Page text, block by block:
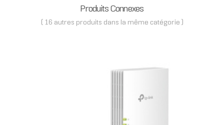
Produits Connexes
( 16 autres produits dans la même catégorie )